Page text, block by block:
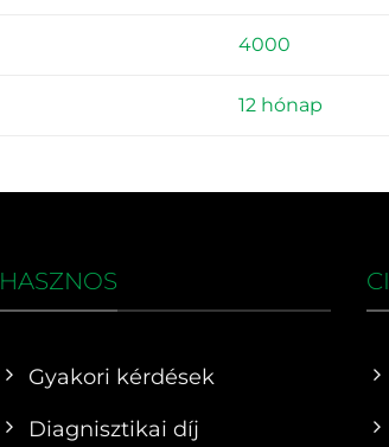
4000
12 hónap
HASZNOS
Gyakori kérdések
Diagnisztikai díj